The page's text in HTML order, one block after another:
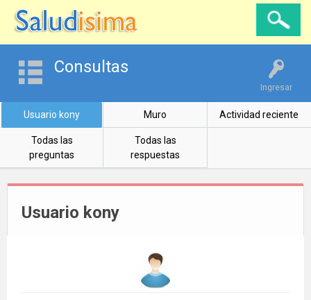
Ingresar
Consultas
Usuario kony Muro Actividad reciente
Todas las
preguntas
Todas las
respuestas
Usuario kony